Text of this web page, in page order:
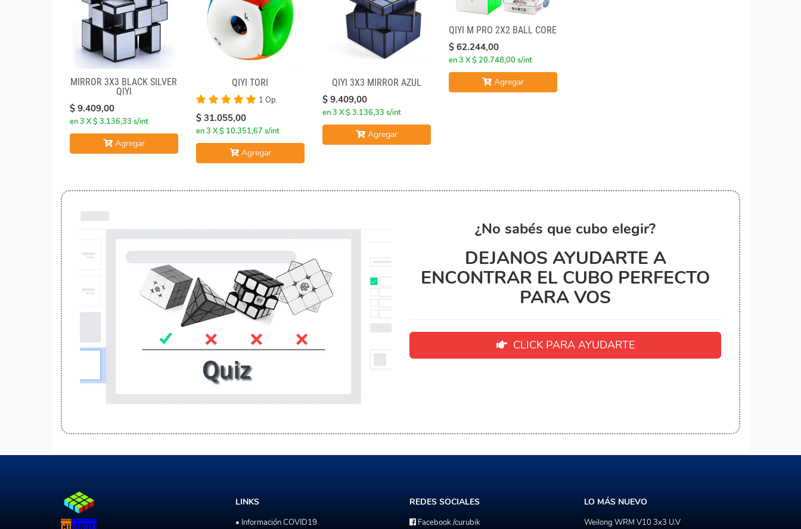
MIRROR 3X3 BLACK SILVER
QIYI
$ 9.409,00
en 3 X $ 3.136,33 s/int
Agregar
QIYI TORI
1 Op.
$ 31.055,00
en 3 X $ 10.351,67 s/int
Agregar
QIYI 3X3 MIRROR AZUL
$ 9.409,00
en 3 X $ 3.136,33 s/int
Agregar
QIYI M PRO 2X2 BALL CORE
$ 62.244,00
en 3 X $ 20.748,00 s/int
Agregar
¿No sabés que cubo elegir?
DEJANOS AYUDARTE A
ENCONTRAR EL CUBO PERFECTO
PARA VOS
CLICK PARA AYUDARTE
LINKS
• Información COVID19
REDES SOCIALES
Facebook/curubik
LO MÁS NUEVO
Weilong WRM V10 3x3 U.V